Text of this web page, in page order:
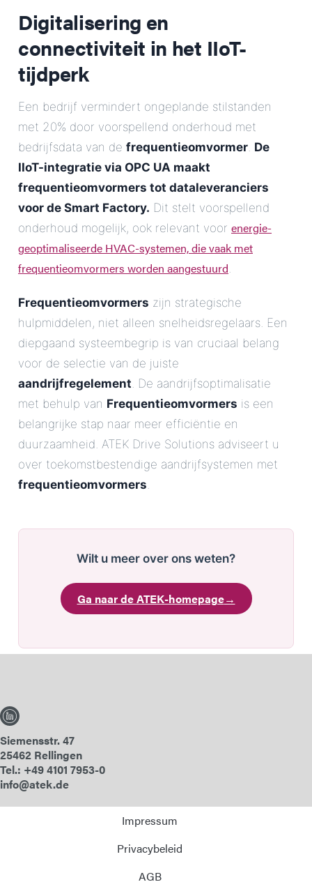
Digitalisering en
connectiviteit in het IIoT-
tijdperk
Een bedrijf vermindert ongeplande stilstanden
met 20% door voorspellend onderhoud met
bedrijfsdata van de frequentieomvormer. De
IIoT-integratie via OPC UA maakt
frequentieomvormers tot dataleveranciers
voor de Smart Factory. Dit stelt voorspellend
onderhoud mogelijk, ook relevant voor energie-
geoptimaliseerde HVAC-systemen, die vaak met
frequentieomvormers worden aangestuurd.
Frequentieomvormers zijn strategische
hulpmiddelen, niet alleen snelheidsregelaars. Een
diepgaand systeembegrip is van cruciaal belang
voor de selectie van de juiste
aandrijfregelement. De aandrijfsoptimalisatie
met behulp van Frequentieomvormers is een
belangrijke stap naar meer efficiëntie en
duurzaamheid. ATEK Drive Solutions adviseert u
over toekomstbestendige aandrijfsystemen met
frequentieomvormers.
Wilt u meer over ons weten?
Ga naar de ATEK-homepage→
Siemensstr. 47
25462 Rellingen
Tel.: +49 4101 7953-0
info@atek.de
Impressum
Privacybeleid
AGB